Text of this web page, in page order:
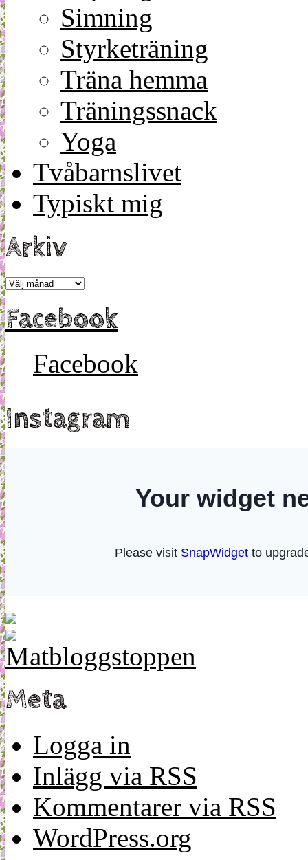
Simning
Styrketräning
Träna hemma
Träningssnack
Yoga
Tvåbarnslivet
Typiskt mig
Arkiv
Arkiv
Facebook
Facebook
Instagram
Meta
Logga in
Inlägg via RSS
Kommentarer via RSS
WordPress.org